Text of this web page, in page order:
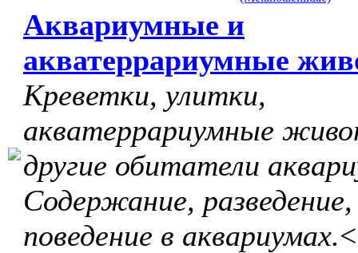
Аквариумные и
акватеррариумные
Креветки, улитки,
акватеррариумные
другие обитатели
Содержание, разведение,
поведение в аквариумах.<